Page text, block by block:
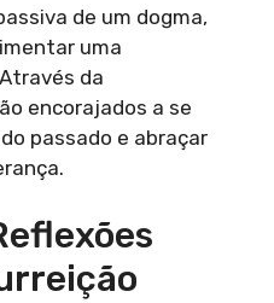
de um dogma,
uma
da
encorajados a se
passado e abraçar